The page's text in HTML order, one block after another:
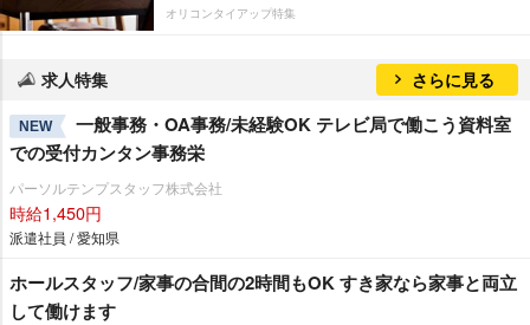
オリコンタイアップ特集
求人特集 さらに見る
NEW
一般事務・OA事務/未経験OK テレビ局で働こう資料室
での受付カンタン事務栄
パーソルテンプスタッフ株式会社
時給1,450円
派遣社員 / 愛知県
ホールスタッフ/家事の合間の2時間もOK すき家なら家事と両立
して働けます